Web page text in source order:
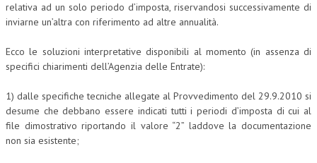
COMITATO EDITORIALE
PEER REVIEW
CODICE ETICO
COLLABORA CON NOI
relativa ad un solo periodo d’imposta, riservandosi successivamente di
inviarne un’altra con riferimento ad altre annualità.
Ecco le soluzioni interpretative disponibili al momento (in assenza di
specifici chiarimenti dell’Agenzia delle Entrate):
1) dalle specifiche tecniche allegate al Provvedimento del 29.9.2010 si
desume che debbano essere indicati tutti i periodi d’imposta di cui al
file dimostrativo riportando il valore “2” laddove la documentazione
non sia esistente;